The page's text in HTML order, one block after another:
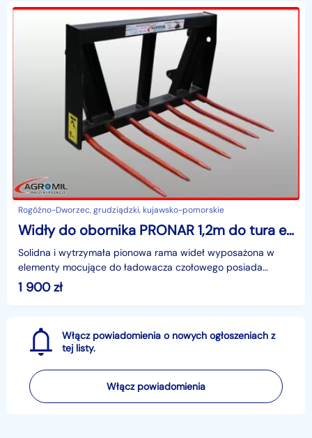
Rogóźno-Dworzec, grudziądzki, kujawsko-pomorskie
Widły do obornika PRONAR 1,2m do tura euro
Solidna i wytrzymała pionowa rama wideł wyposażona w
elementy mocujące do ładowacza czołowego posiada
poziome zęby służące do wbijania się w materiał
przewozowy
1 900zł
Włącz powiadomienia o nowych ogłoszeniach z
tej listy.
Włącz powiadomienia